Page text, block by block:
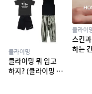
클라이밍
클라이밍 뭐 입고
하지? (클라이밍 복
클라이
스킨
하는